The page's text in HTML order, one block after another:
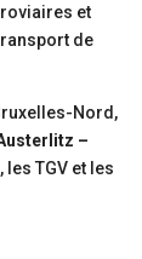
et
de
Nord,
–
TGV et les